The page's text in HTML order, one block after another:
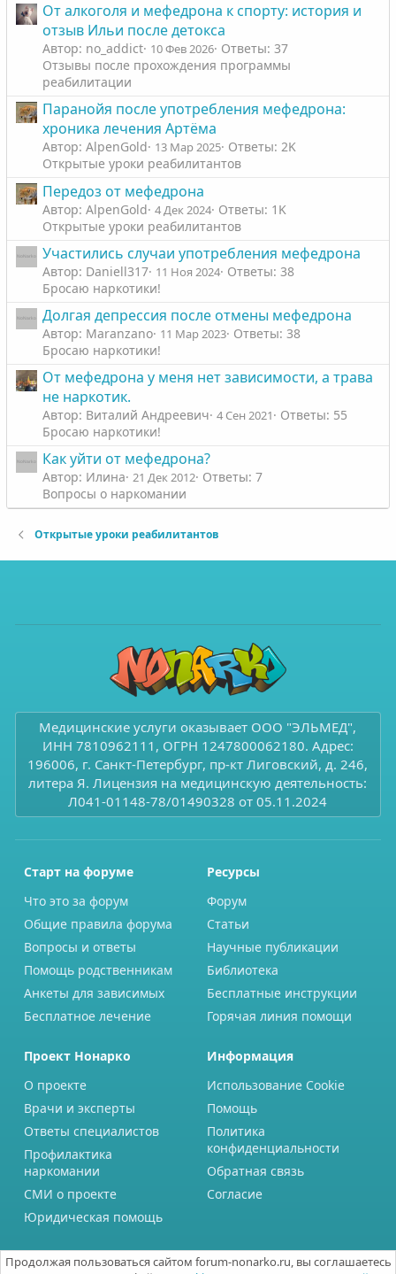
От алкоголя и мефедрона к спорту: история и
отзыв Ильи после детокса
Автор: no_addict 10 Фев 2026 Ответы: 37
Отзывы после прохождения программы
реабилитации
Паранойя после употребления мефедрона:
хроника лечения Артёма
Автор: AlpenGold 13 Мар 2025 Ответы: 2K
Открытые уроки реабилитантов
Передоз от мефедрона
Автор: AlpenGold 4 Дек 2024 Ответы: 1K
Открытые уроки реабилитантов
Участились случаи употребления мефедрона
Автор: Daniell317 11 Ноя 2024 Ответы: 38
Бросаю наркотики!
Долгая депрессия после отмены мефедрона
Автор: Maranzano 11 Мар 2023 Ответы: 38
Бросаю наркотики!
От мефедрона у меня нет зависимости, а трава
не наркотик.
Автор: Виталий Андреевич 4 Сен 2021
Ответы: 55
Бросаю наркотики!
Как уйти от мефедрона?
Автор: Илина 21 Дек 2012 Ответы: 7
Вопросы о наркомании
Открытые уроки реабилитантов
Медицинские услуги оказывает ООО "ЭЛЬМЕД",
ИНН 7810962111, ОГРН 1247800062180. Адрес:
196006, г. Санкт-Петербург, пр-кт Лиговский, д. 246,
литера Я. Лицензия на медицинскую деятельность:
Л041-01148-78/01490328 от 05.11.2024
Старт на форуме
Что это за форум
Общие правила форума
Вопросы и ответы
Помощь родственникам
Анкеты для зависимых
Бесплатное лечение
Ресурсы
Форум
Статьи
Научные публикации
Библиотека
Бесплатные инструкции
Горячая линия помощи
Проект Нонарко
О проекте
Врачи и эксперты
Ответы специалистов
Профилактика
наркомании
СМИ о проекте
Юридическая помощь
Информация
Использование Cookie
Помощь
Политика
конфиденциальности
Обратная связь
Согласие
Продолжая пользоваться сайтом forum-nonarko.ru, вы соглашаетесь